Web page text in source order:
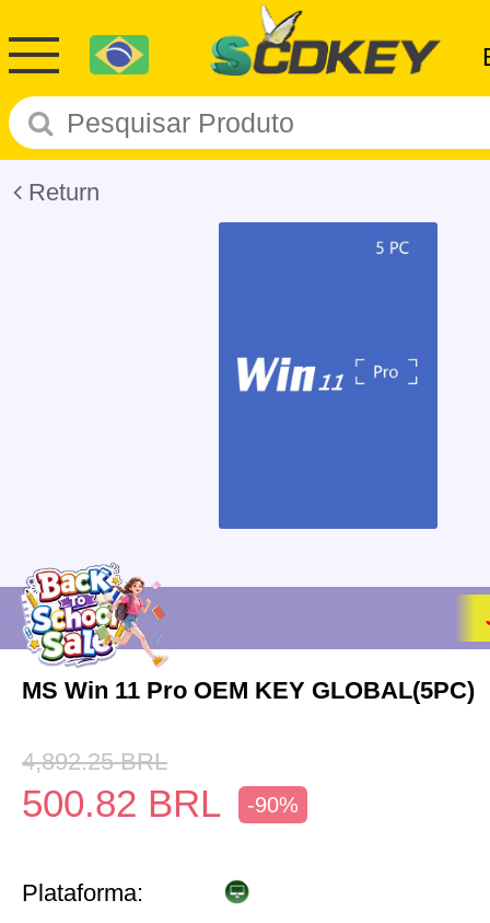
Return
MS Win 11 Pro OEM KEY GLOBAL(5PC)
4,892.25 BRL
500.82 BRL -90%
Plataforma: